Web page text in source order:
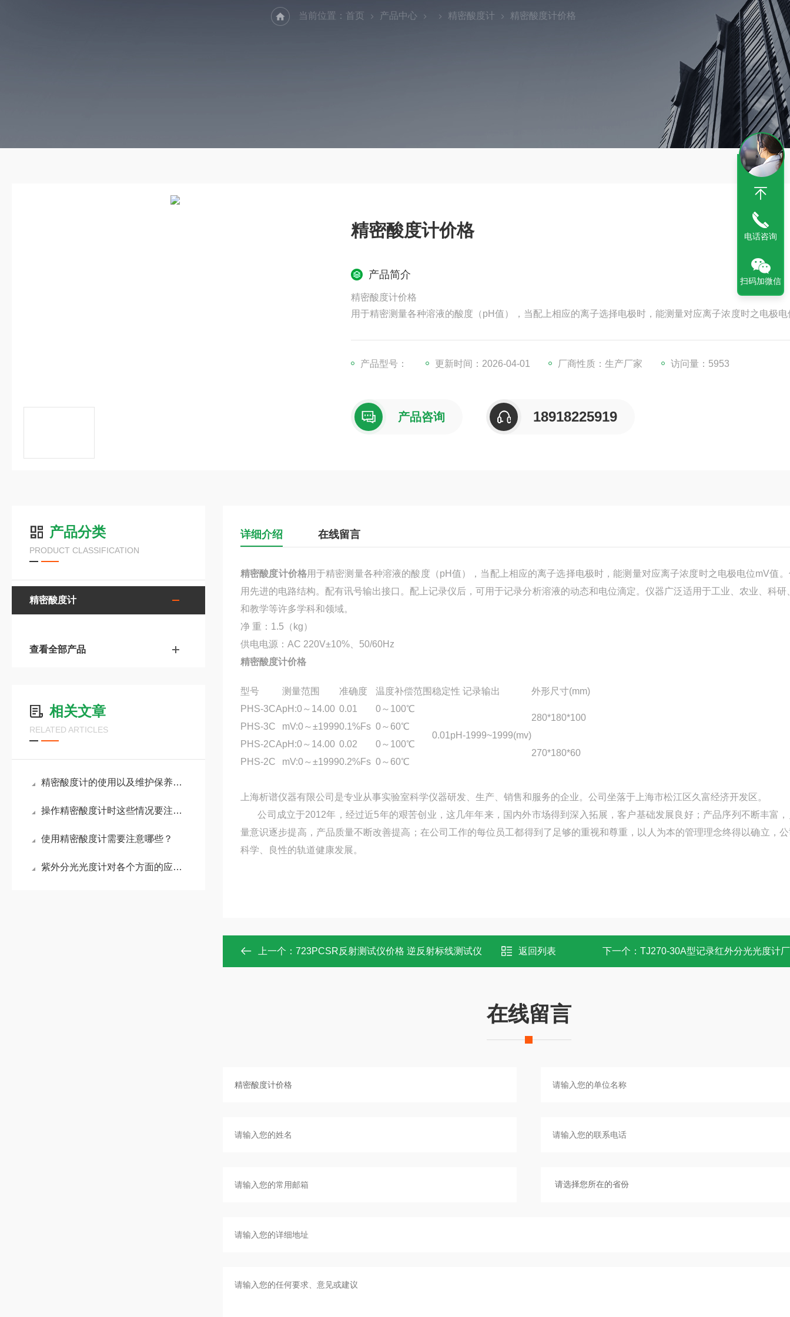
当前位置： 首页 产品中心 精密酸度计 精密酸度计价格
精密酸度计价格
产品简介
精密酸度计价格
用于精密测量各种溶液的酸度（pH值），当配上相应的离子选择电极时，能测量对应离子浓度时之电极电
产品型号：
更新时间：2026-04-01 厂商性质：生产厂家 访问量：5953
产品咨询 18918225919
产品分类
PRODUCT CLASSIFICATION
精密酸度计
查看全部产品
相关文章
RELATED ARTICLES
精密酸度计的使用以及维护保养知识
操作精密酸度计时这些情况要注意了！
使用精密酸度计需要注意哪些？
紫外分光光度计对各个方面的应用体现
详细介绍 在线留言
精密酸度计价格用于精密测量各种溶液的酸度（pH值），当配上相应的离子选择电极时，能测量对应离子浓度时之电极电位mV值
用先进的电路结构。配有讯号输出接口。配上记录仪后，可用于记录分析溶液的动态和电位滴定。仪器广泛适用于工业、农业、科研
和教学等许多学科和领域。
净 重：1.5（kg）
供电电源：AC 220V±10%、50/60Hz
精密酸度计价格
型号 测量范围 准确度 温度补偿范围稳定性 记录输出
外形尺寸(mm)
PHS-3CApH:0～14.00
mV:0～±1999
0.01
0.1%Fs
0～100℃
0.01pH-1999~1999(mv)
280*180*100
PHS-3C
0～60℃
PHS-2CApH:0～14.00
mV:0～±1999
0.02
0.2%Fs
0～100℃
270*180*60
PHS-2C
0～60℃
上海析谱仪器有限公司是专业从事实验室科学仪器研发、生产、销售和服务的企业。公司坐落于上海市松江区久富经济开发区。
公司成立于2012年，经过近5年的艰苦创业，这几年年来，国内外市场得到深入拓展，客户基础发展良好；产品序列不断丰富
量意识逐步提高，产品质量不断改善提高；在公司工作的每位员工都得到了足够的重视和尊重，以人为本的管理理念终得以确立，
科学、良性的轨道健康发展。
上一个： 723PCSR反射测试仪价格 逆反射标线测试仪 返回列表 下一个： TJ270-30A型记录红外分光光度计
在线留言
电话咨询
扫码加微信